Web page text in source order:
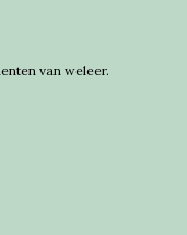
van weleer.